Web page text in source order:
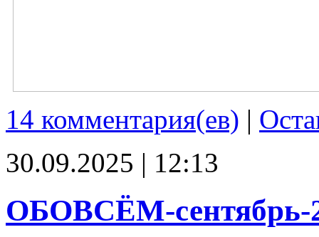
14 комментария(ев) |
30.09.2025 | 12:13
ОБОВСЁМ-сентябрь-